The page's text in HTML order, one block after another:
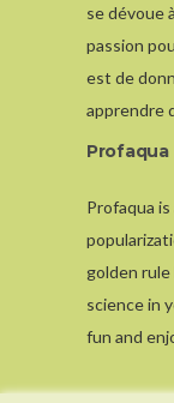
se dévoue
passion
est de
apprendre
Profaqua
Profaqua
golden
science in
fun and